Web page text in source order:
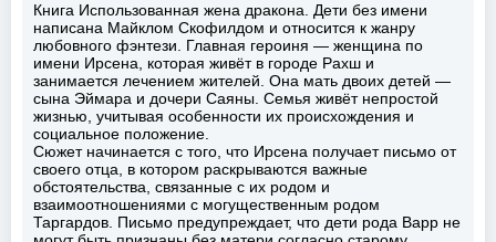
Книга Использованная жена дракона. Дети без имени
написана Майклом Скофилдом и относится к жанру
любовного фэнтези. Главная героиня — женщина по
имени Ирсена, которая живёт в городе Рахш и
занимается лечением жителей. Она мать двоих детей —
сына Эймара и дочери Саяны. Семья живёт непростой
жизнью, учитывая особенности их происхождения и
социальное положение.
Сюжет начинается с того, что Ирсена получает письмо от
своего отца, в котором раскрываются важные
обстоятельства, связанные с их родом и
взаимоотношениями с могущественным родом
Таргардов. Письмо предупреждает, что дети рода Варр не